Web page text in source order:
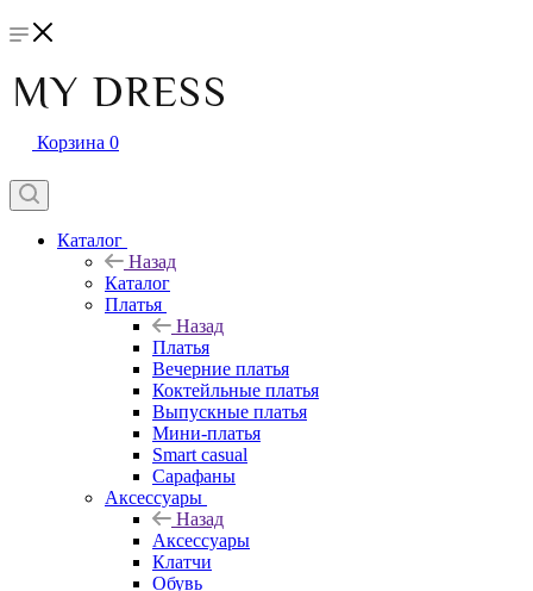
Корзина 0
Каталог
Назад
Каталог
Платья
Назад
Платья
Вечерние платья
Коктейльные платья
Выпускные платья
Мини-платья
Smart casual
Сарафаны
Аксессуары
Назад
Аксессуары
Клатчи
Обувь